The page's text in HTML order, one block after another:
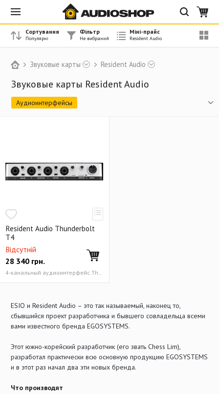
Звуковые карты Resident Audio
Звуковые карты Resident Audio
Аудиоинтерфейсы
Resident Audio Thunderbolt
T4
Відсутній
28 340 грн.
4-канальный аудиоинтерфейс Thunderbolt 24-бит/96 кГц
Сортування Фільтр Міні-прайс
ESIO и Resident Audio – это так называемый, наконец то,
сбывшийся проект разработчика и бывшего совладельца всеми
вами известного бренда EGOSYSTEMS.
Этот южно-корейский разработчик (его звать Chess Lim),
разработал практически всю основную продукцию EGOSYSTEMS
и в этот раз начал два эти новых бренда.
Что производят